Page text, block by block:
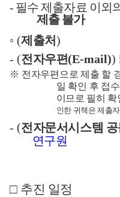
- 필수 제출자료 이외
제출 불가
◦ (제출처)
- (전자우편(E-mail))
※ 전자우편으로 제출 할
일 확인 후 접
이므로 필히 확
인한 귀책은 제출
- (전자문서시스템 공
연구원
□ 추진 일정